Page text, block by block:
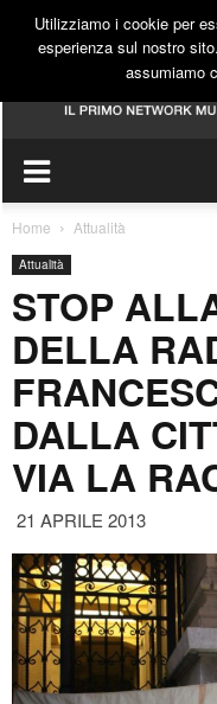
Home Attualità
Attualità
STOP
DELLA
DALLA
VIA LA
21 APRILE 2013
Utilizziamo i cookie per
esperienza sul nostro
assumiamo